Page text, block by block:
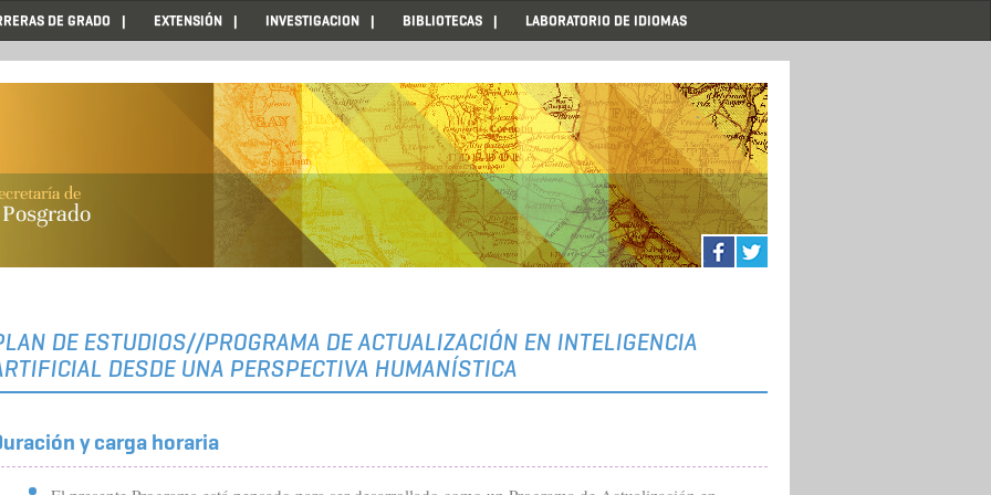
DE GRADO EXTENSIÓN INVESTIGACION BIBLIOTECAS LABORATORIO DE IDIOMAS
.
.
DE ESTUDIOS//PROGRAMA DE ACTUALIZACIÓN EN INTELIGENCIA
DESDE UNA PERSPECTIVA HUMANÍSTICA
y carga horaria